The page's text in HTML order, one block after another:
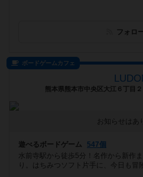
フォロ
ボードゲームカフェ
熊本県熊本市中央区大江６丁目
お知らせはあ
遊べるボードゲーム
547個
水前寺駅から徒歩5分！名作から新作
り。はちみつソフト片手に、今日も冒